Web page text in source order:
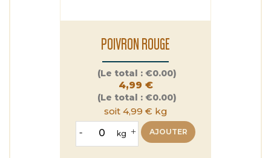
POIVRON ROUGE
Prix
(Le total : €0.00)
4,99 €
(Le total : €0.00)
soit 4,99 € kg
- kg + AJOUTER